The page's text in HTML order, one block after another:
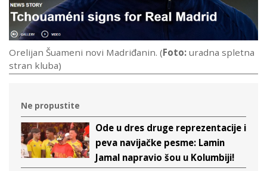
Orelijan Šuameni novi Madriđanin. (Foto: uradna spletna
stran kluba)
Ne propustite
Ode u dres druge reprezentacije i
peva navijačke pesme: Lamin
Jamal napravio šou u Kolumbiji!